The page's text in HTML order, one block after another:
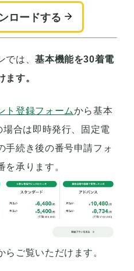
ロードする
では、基本機能を30着電
ます。
ト登録フォームから基本
合は即時発行、固定電
手続き後の番号申請フォ
を承ります。
ご覧いただけます。